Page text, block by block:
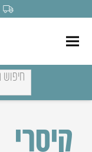
קיסרי